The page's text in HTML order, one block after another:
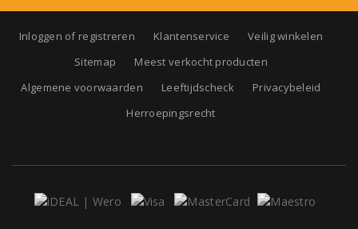
Inloggen of registreren Klantenservice
Veilig winkelen
Sitemap
Meest verkocht producten
Algemene voorwaarden
Leeftijdscheck
Privacybeleid
Herroepingsrecht